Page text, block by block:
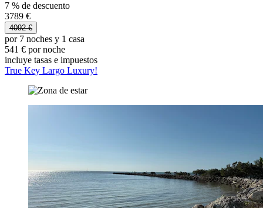
7 % de descuento
3789 €
4092 €
por 7 noches y 1 casa
541 € por noche
incluye tasas e impuestos
True Key Largo Luxury!